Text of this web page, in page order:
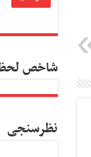
شاخص
نظرسنجی